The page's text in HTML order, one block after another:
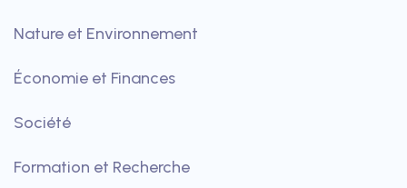
Nature et Environnement
Économie et Finances
Société
Formation et Recherche